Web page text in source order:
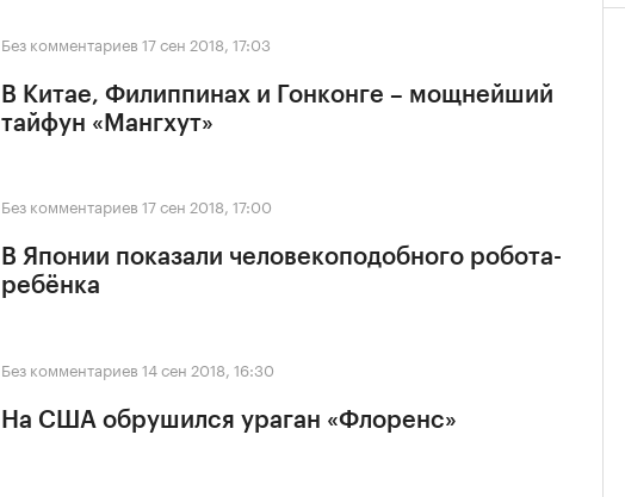
Без комментариев 17 сен 2018, 17:03
В Китае, Филиппинах и Гонконге – мощнейший
тайфун «Мангхут»
Без комментариев 17 сен 2018, 17:00
В Японии показали человекоподобного робота-
ребёнка
Без комментариев 14 сен 2018, 16:30
На США обрушился ураган «Флоренс»